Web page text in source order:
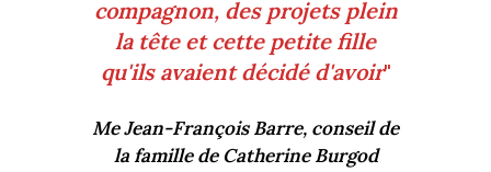
compagnon, des projets plein
la tête et cette petite fille
qu'ils avaient décidé d'avoir"
Me Jean-François Barre, conseil de
la famille de Catherine Burgod